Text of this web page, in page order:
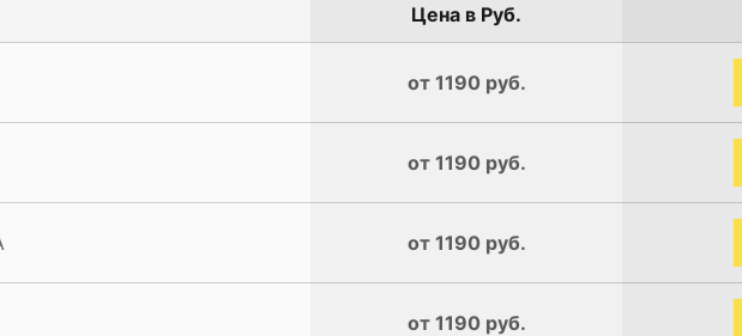
Цена в Руб.
от 1190 руб.
от 1190 руб.
от 1190 руб.
от 1190 руб.